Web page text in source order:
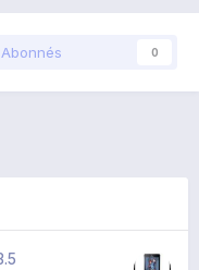
Abonnés 0